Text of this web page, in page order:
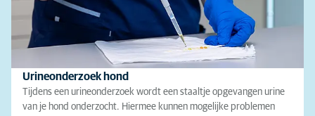
Urineonderzoek hond
Tijdens een urineonderzoek wordt een staaltje opgevangen urine
van je hond onderzocht. Hiermee kunnen mogelijke problemen